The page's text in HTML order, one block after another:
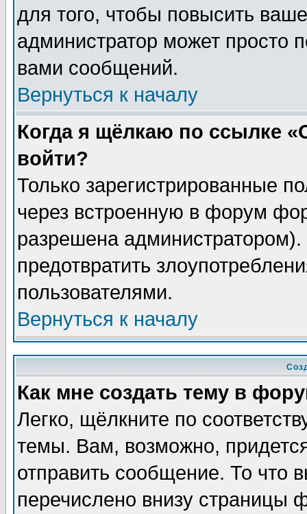
для того, чтобы повысить
администратор может просто
вами сообщений.
Вернуться к началу
Когда я щёлкаю по ссылке
войти?
Только зарегистрированные
через встроенную в форум
разрешена
предотвратить
пользователями.
Вернуться к началу
Как мне создать тему в
Легко, щёлкните по
темы. Вам, возможно,
отправить сообщение. То что
перечислено внизу страницы